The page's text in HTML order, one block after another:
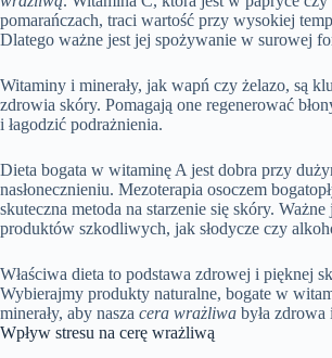
pomarańczach, traci wartość przy wysokiej
Dlatego ważne jest jej spożywanie w surowej
Witaminy i minerały, jak wapń czy żelazo, są
zdrowia skóry. Pomagają one regenerować
i łagodzić podrażnienia.
Dieta bogata w witaminę A jest dobra przy
nasłonecznieniu. Mezoterapia osoczem
skuteczna metoda na starzenie się skóry.
produktów szkodliwych, jak słodycze czy
Właściwa dieta to podstawa zdrowej i pięknej
Wybierajmy produkty naturalne, bogate w
minerały, aby nasza cera wrażliwa była zdrowa
Wpływ stresu na cerę wrażliwą